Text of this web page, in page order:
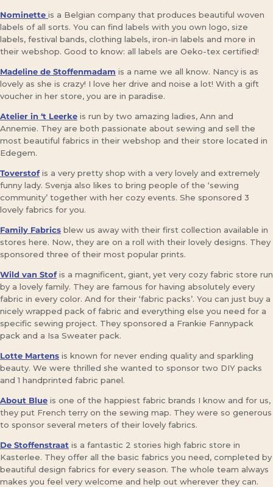
Nominette is a Belgian company that produces beautiful woven
labels of all sorts. You can find labels with you own logo, size
labels, festival bands, clothing labels, iron-in labels and more in
their webshop. Good to know: all labels are Oeko-tex certified!
Madeline de Stoffenmadam is a name we all know. Nancy is as
lovely as she is crazy! I love her drive and noise a lot! With a gift
voucher in her store, you are in paradise.
Atelier in ‘t Leerke is run by two amazing ladies, Ann and
Annemie. They are both passionate about sewing and sell the
most beautiful fabrics in their webshop and their store located in
Edegem.
Toverstofis a very pretty shop with a very lovely and extremely
funny lady. Svenja also likes to bring people of the ‘sewing
community’ together with her cozy events. She sponsored 3
lovely fabrics for you.
Family Fabrics blew us away with their first collection available in
stores here. Now, they are on a roll with their lovely designs. They
sponsored three of their most popular prints.
Wild van Stofis a magnificent, giant, yet very cozy fabric store run
by a lovely family. They are famous for having absolutely every
fabric in every color. And for their ‘fabric packs’. You can just buy a
nicely wrapped pack of fabric and everything else you need for a
specific sewing project. They sponsored a Frankie Fannypack
pack and a Isa Sweater pack.
Lotte Martens is known for never ending quality and sparkling
beauty. We were thrilled she wanted to sponsor two DIY packs
and 1 handprinted fabric panel.
About Blue is one of the happiest fabric brands I know and for us,
they put French terry on the sewing map. They were so generous
to sponsor several meters of their lovely fabrics.
De Stoffenstraat is a fantastic 2 stories high fabric store in
Kasterlee. They offer all the basic fabrics you need, completed by
beautiful design fabrics for every season. The whole team always
makes you feel very welcome and help out wherever they can.